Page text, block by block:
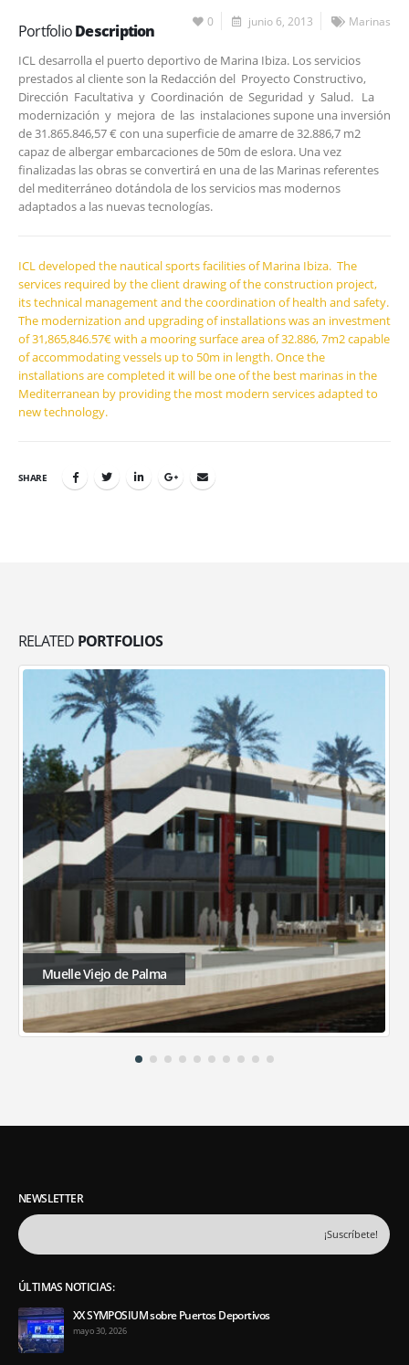
PortfolioDescription 0 junio 6, 2013 Marinas
ICL desarrolla el puerto deportivo de Marina Ibiza. Los servicios
prestados al cliente son la Redacción del Proyecto Constructivo,
Dirección Facultativa y Coordinación de Seguridad y Salud. La
modernización y mejora de las instalaciones supone una inversión
de 31.865.846,57 € con una superficie de amarre de 32.886,7 m2
capaz de albergar embarcaciones de 50m de eslora. Una vez
finalizadas las obras se convertirá en una de las Marinas referentes
del mediterráneo dotándola de los servicios mas modernos
adaptados a las nuevas tecnologías.
ICL developed the nautical sports facilities of Marina Ibiza. The
services required by the client drawing of the construction project,
its technical management and the coordination of health and safety.
The modernization and upgrading of installations was an investment
of 31,865,846.57€ with a mooring surface area of 32.886, 7m2 capable
of accommodating vessels up to 50m in length. Once the
installations are completed it will be one of the best marinas in the
Mediterranean by providing the most modern services adapted to
new technology.
SHARE
RELATED PORTFOLIOS
Muelle Viejo de Palma
NEWSLETTER
ÚLTIMAS NOTICIAS:
XX SYMPOSIUM sobre Puertos Deportivos
mayo 30, 2026